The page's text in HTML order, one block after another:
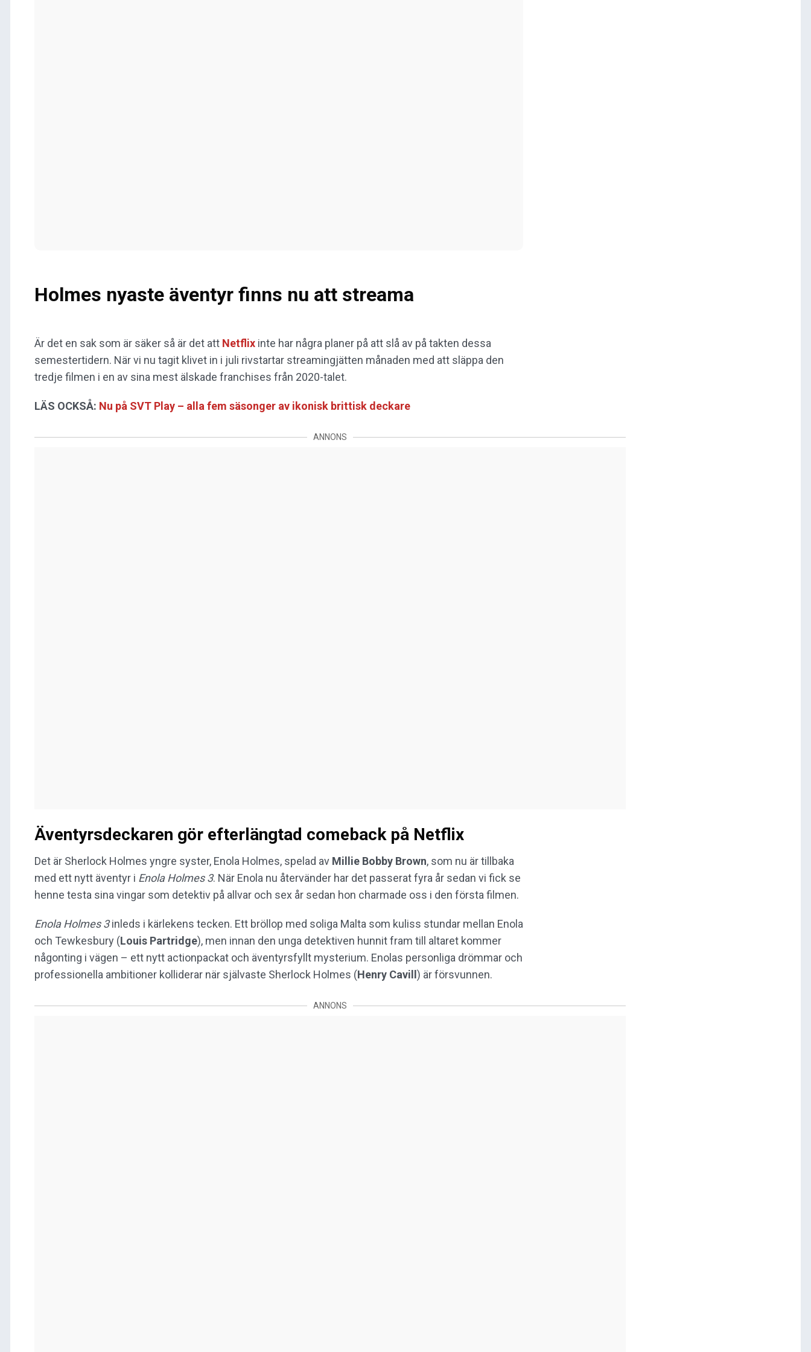
Holmes nyaste äventyr finns nu att streama
Är det en sak som är säker så är det att Netflix inte har några planer på att slå av på takten dessa
semestertidern. När vi nu tagit klivet in i juli rivstartar streamingjätten månaden med att släppa den
tredje filmen i en av sina mest älskade franchises från 2020-talet.
LÄS OCKSÅ: Nu på SVT Play – alla fem säsonger av ikonisk brittisk deckare
ANNONS
Äventyrsdeckaren gör efterlängtad comeback på Netflix
Det är Sherlock Holmes yngre syster, Enola Holmes, spelad av Millie Bobby Brown, som nu är tillbaka
med ett nytt äventyr i Enola Holmes 3. När Enola nu återvänder har det passerat fyra år sedan vi fick se
henne testa sina vingar som detektiv på allvar och sex år sedan hon charmade oss i den första filmen.
Enola Holmes 3inleds i kärlekens tecken. Ett bröllop med soliga Malta som kuliss stundar mellan Enola
och Tewkesbury (Louis Partridge), men innan den unga detektiven hunnit fram till altaret kommer
någonting i vägen – ett nytt actionpackat och äventyrsfyllt mysterium. Enolas personliga drömmar och
professionella ambitioner kolliderar när självaste Sherlock Holmes (Henry Cavill ) är försvunnen.
ANNONS